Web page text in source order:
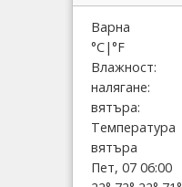
Варна
°C|°F
Влажност:
налягане:
вятъра:
Температура
вятъра
Пет, 07 06:00